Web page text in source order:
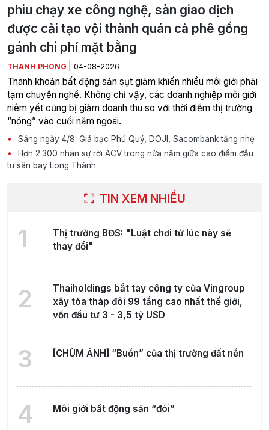
phiu chạy xe công nghệ, sàn giao dịch
được cải tạo vội thành quán cà phê gồng
gánh chi phí mặt bằng
THANH PHONG 04-08-2026
Thanh khoản bất động sản sụt giảm khiến nhiều môi giới phải
tạm chuyển nghề. Không chỉ vậy, các doanh nghiệp môi giới
niêm yết cũng bị giảm doanh thu so với thời điểm thị trường
“nóng” vào cuối năm ngoái.
Sáng ngày 4/8: Giá bạc Phú Quý, DOJI, Sacombank tăng nhẹ
Hơn 2.300 nhân sự rời ACV trong nửa năm giữa cao điểm đầu
tư sân bay Long Thành
TIN XEM NHIỀU
1
Thị trường BĐS: "Luật chơi từ lúc này sẽ
thay đổi"
2
Thaiholdings bắt tay công ty của Vingroup
xây tòa tháp đôi 99 tầng cao nhất thế giới,
vốn đầu tư 3 - 3,5 tỷ USD
3 [CHÙM ẢNH] “Buồn” của thị trường đất nền
4 Môi giới bất động sản “đói”